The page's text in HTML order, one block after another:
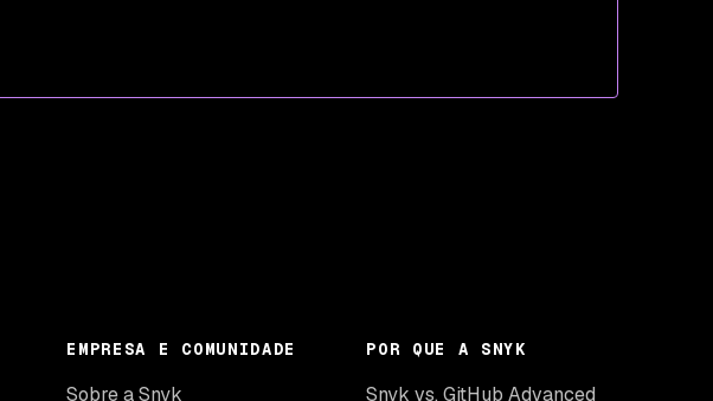
EMPRESA E COMUNIDADE
Sobre a Snyk
POR QUE A SNYK
Snyk vs. GitHub Advanced